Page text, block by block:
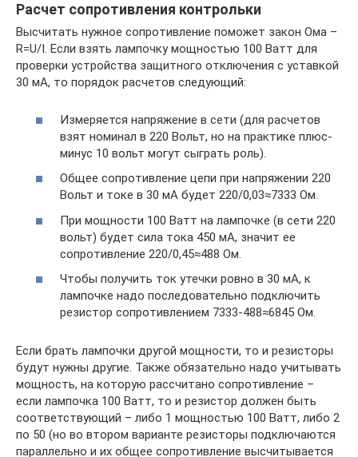
Расчет сопротивления контрольки
Высчитать нужное сопротивление поможет закон Ома –
R=U/I. Если взять лампочку мощностью 100 Ватт для
проверки устройства защитного отключения с уставкой
30 мА, то порядок расчетов следующий:
Измеряется напряжение в сети (для расчетов
взят номинал в 220 Вольт, но на практике плюс-
минус 10 вольт могут сыграть роль).
Общее сопротивление цепи при напряжении 220
Вольт и токе в 30 мА будет 220/0,03≈7333 Ом.
При мощности 100 Ватт на лампочке (в сети 220
вольт) будет сила тока 450 мА, значит ее
сопротивление 220/0,45≈488 Ом.
Чтобы получить ток утечки ровно в 30 мА, к
лампочке надо последовательно подключить
резистор сопротивлением 7333-488≈6845 Ом.
Если брать лампочки другой мощности, то и резисторы
будут нужны другие. Также обязательно надо учитывать
мощность, на которую рассчитано сопротивление –
если лампочка 100 Ватт, то и резистор должен быть
соответствующий – либо 1 мощностью 100 Ватт, либо 2
по 50 (но во втором варианте резисторы подключаются
параллельно и их общее сопротивление высчитывается